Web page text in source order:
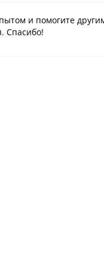
и помогите
Спасибо!